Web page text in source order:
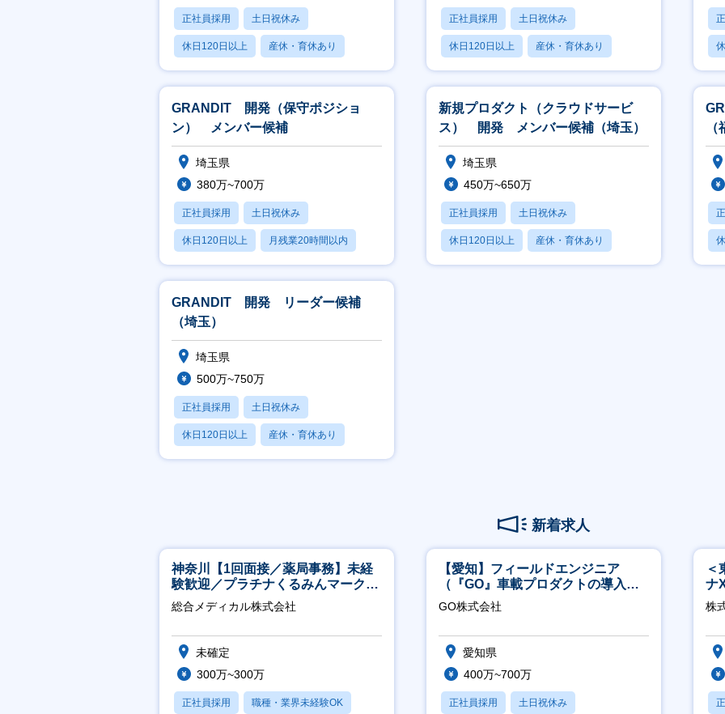
正社員採用 土日祝休み
休日120日以上 産休・育休あり
月残業20時間以内
正社員採用 土日祝休み
休日120日以上 産休・育休あり
賞与あり
GRANDIT 開発（保守ポジショ
ン） メンバー候補
埼玉県
380万~700万
正社員採用 土日祝休み
休日120日以上 月残業20時間以内
賞与あり
新規プロダクト（クラウドサービ
ス） 開発 メンバー候補（埼玉）
埼玉県
450万~650万
正社員採用 土日祝休み
休日120日以上 産休・育休あり
月残業20時間以内
（
GRANDIT 開発 リーダー候補
（埼玉）
埼玉県
500万~750万
正社員採用 土日祝休み
休日120日以上 産休・育休あり
賞与あり
新着求人
神奈川【1回面接／薬局事務】未経
験歓迎／プラチナくるみんマーク取
得／月平均残業13h／年休126日
総合メディカル株式会社
未確定
300万~300万
正社員採用 職種・業界未経験OK
【愛知】フィールドエンジニア
（『GO』車載プロダクトの導入サ
ポート／年休120日／土日祝休／直
行直帰
GO株式会社
愛知県
400万~700万
正社員採用 土日祝休み
＜
ナ
◎
株